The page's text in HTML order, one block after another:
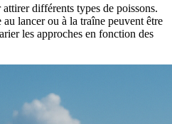
attirer différents types de poissons.
lancer ou à la traîne peuvent être
les approches en fonction des